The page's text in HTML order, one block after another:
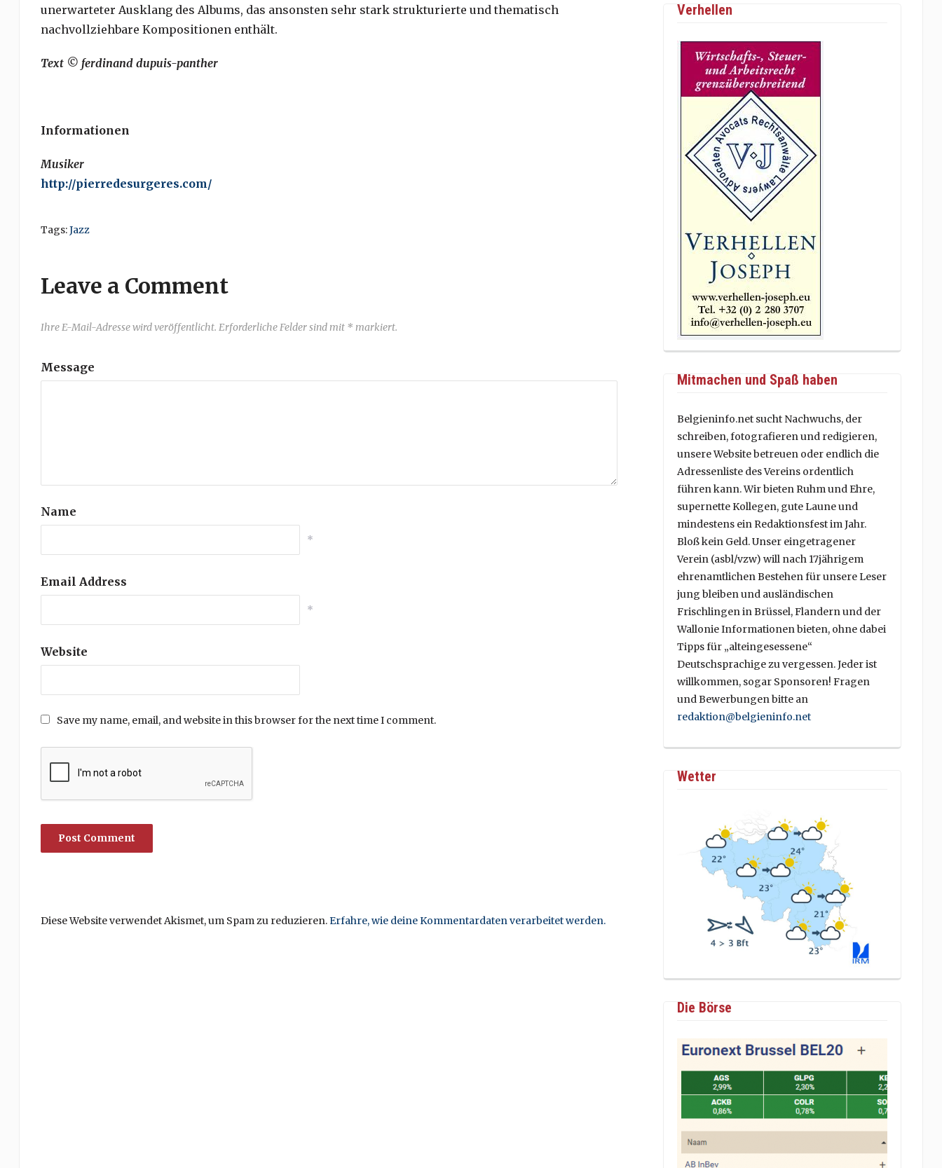
unerwarteter Ausklang des Albums, das ansonsten sehr stark strukturierte und thematisch
nachvollziehbare Kompositionen enthält.
Text © ferdinand dupuis-panther
Informationen
Musiker
http://pierredesurgeres.com/
Tags:Jazz
Leave a Comment
Ihre E-Mail-Adresse wird veröffentlicht. Erforderliche Felder sind mit * markiert.
Message
Name
*
Email Address
*
Website
Save my name, email, and website in this browser for the next time I comment.
Diese Website verwendet Akismet, um Spam zu reduzieren.Erfahre, wie deine Kommentardaten verarbeitet werden.
Verhellen
Mitmachen und Spaß haben
Belgieninfo.net sucht Nachwuchs, der
schreiben, fotografieren und redigieren,
unsere Website betreuen oder endlich die
Adressenliste des Vereins ordentlich
führen kann. Wir bieten Ruhm und Ehre,
supernette Kollegen, gute Laune und
mindestens ein Redaktionsfest im Jahr.
Bloß kein Geld. Unser eingetragener
Verein (asbl/vzw) will nach 17jährigem
ehrenamtlichen Bestehen für unsere Leser
jung bleiben und ausländischen
Frischlingen in Brüssel, Flandern und der
Wallonie Informationen bieten, ohne dabei
Tipps für „alteingesessene“
Deutschsprachige zu vergessen. Jeder ist
willkommen, sogar Sponsoren! Fragen
und Bewerbungen bitte an
redaktion@belgieninfo.net
Wetter
Die Börse